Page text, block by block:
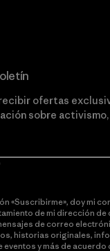
ofertas
sobre
«Suscribirme», doy mi
de mi dirección
de correo
historias originales,
eventos y más de acuerdo